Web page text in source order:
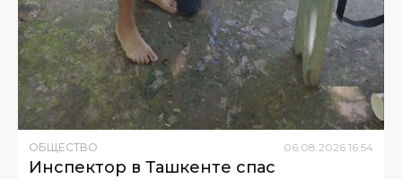
ОБЩЕСТВО 06.08.2026 16:54
Инспектор в Ташкенте спас